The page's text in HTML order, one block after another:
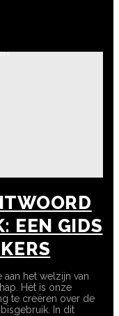
EEN GIDS
het welzijn van
Het is onze
te creëren over de
In dit